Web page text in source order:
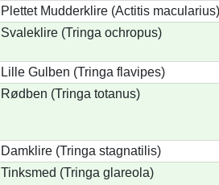
Plettet Mudderklire (Actitis macularius)
Svaleklire (Tringa ochropus)
Lille Gulben (Tringa flavipes)
Rødben (Tringa totanus)
Damklire (Tringa stagnatilis)
Tinksmed (Tringa glareola)